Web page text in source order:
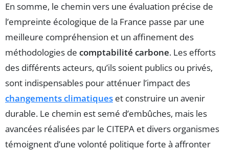
En somme, le chemin vers une évaluation précise de
l’empreinte écologique de la France passe par une
meilleure compréhension et un affinement des
méthodologies de comptabilité carbone. Les efforts
des différents acteurs, qu’ils soient publics ou privés,
sont indispensables pour atténuer l’impact des
changements climatiques et construire un avenir
durable. Le chemin est semé d’embûches, mais les
avancées réalisées par le CITEPA et divers organismes
témoignent d’une volonté politique forte à affronter